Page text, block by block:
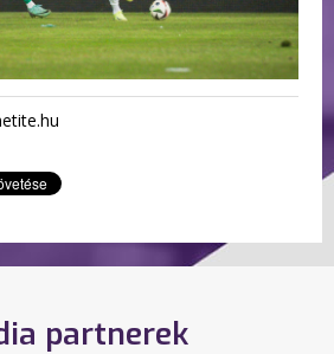
partnerek